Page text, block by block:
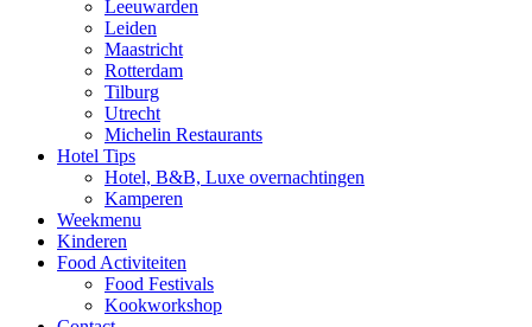
Leeuwarden
Leiden
Maastricht
Rotterdam
Tilburg
Utrecht
Michelin Restaurants
Hotel Tips
Hotel, B&B, Luxe overnachtingen
Kamperen
Weekmenu
Kinderen
Food Activiteiten
Food Festivals
Kookworkshop